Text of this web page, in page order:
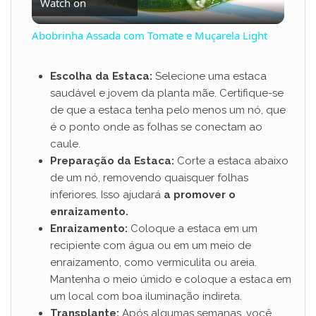
l
y
i
d
e
Abobrinha Assada com Tomate e Muçarela Light
Escolha da Estaca: Selecione uma estaca
saudável e jovem da planta mãe. Certifique-se
de que a estaca tenha pelo menos um nó, que
é o ponto onde as folhas se conectam ao
caule.
Preparação da Estaca: Corte a estaca abaixo
de um nó, removendo quaisquer folhas
inferiores. Isso ajudará a promover o
enraizamento.
Enraizamento: Coloque a estaca em um
recipiente com água ou em um meio de
enraizamento, como vermiculita ou areia.
Mantenha o meio úmido e coloque a estaca em
um local com boa iluminação indireta.
Transplante: Após algumas semanas, você